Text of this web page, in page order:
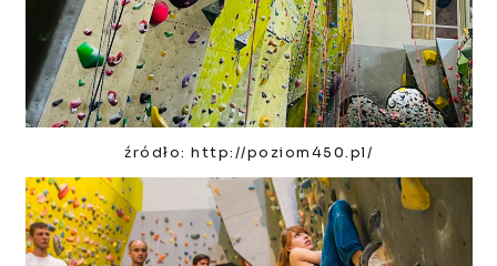
źródło: http://poziom450.pl/